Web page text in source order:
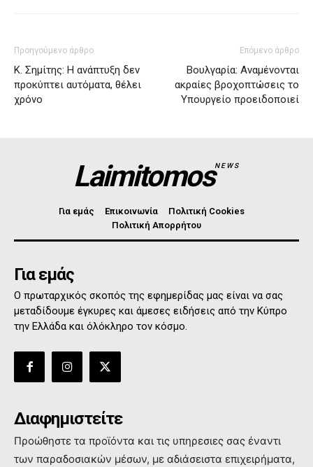
Προηγούμενο άρθρο
Κ. Σημίτης: Η ανάπτυξη δεν
προκύπτει αυτόματα, θέλει
χρόνο
Επόμενο άρθρο
Βουλγαρία: Αναμένονται
ακραίες βροχοπτώσεις το
Υπουργείο προειδοποιεί
LaimitomosNEWS
Για εμάς Επικοινωνία
Πολιτική Cookies
Πολιτική Απορρήτου
Για εμάς
Ο πρωταρχικός σκοπός της εφημερίδας μας είναι να σας
μεταδίδουμε έγκυρες και άμεσες ειδήσεις από την Κύπρο
την Ελλάδα και όλόκληρο τον κόσμο.
Διαφημιστείτε
Προώθηστε τα προϊόντα και τις υπηρεσιες σας έναντι
των παραδοσιακών μέσων, με αδιάσειστα επιχειρήματα,